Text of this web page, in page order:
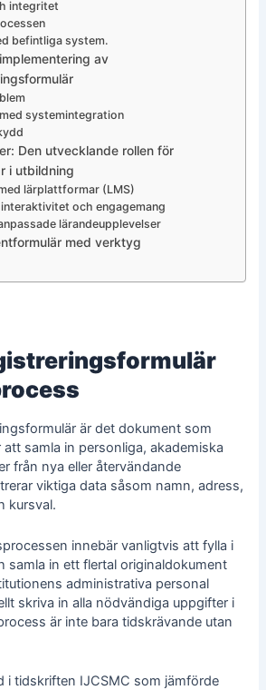
integritet
befintliga system.
av
systemintegration
Den utvecklande rollen för
i utbildning
lärplattformar (LMS)
och engagemang
lärandeupplevelser
med verktyg
är det dokument som
samla in personliga, akademiska
från nya eller återvändande
viktiga data såsom namn, adress,
kursval.
innebär vanligtvis att fylla i
samla in ett flertal originaldokument
administrativa personal
skriva in alla nödvändiga uppgifter i
är inte bara tidskrävande utan
i tidskriften IJCSMC som jämförde